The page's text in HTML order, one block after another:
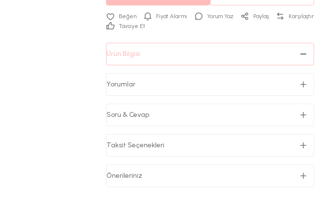
Fiyat Alarmı Yorum Yaz Paylaş
Karşılaştır
Tavsiye Et
Ürün Bilgisi
Yorumlar
Soru & Cevap
Taksit Seçenekleri
Önerileriniz